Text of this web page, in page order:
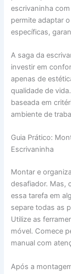
escrivaninha
permite adaptar
específicas,
A saga da
investir em
apenas de
qualidade de
baseada em
ambiente de
Guia Prático:
Escrivaninha
Montar e
desafiador. Mas,
essa tarefa em
separe todas as
Utilize as
móvel. Comece
manual com
Após a